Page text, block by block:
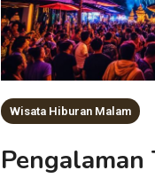
Wisata Hiburan Malam
Pengalaman